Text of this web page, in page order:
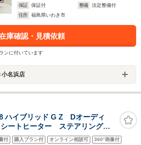
保証
保証付 整備
法定整備付
住所
福島県いわき市
庫確認・見積依頼
ンに付いています
小名浜店
ハイブリッド G Z Dオーディ
トヒーター ステアリングヒ
付 購入プラン付 オンライン相談可 360°画像付